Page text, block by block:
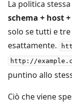
La politica
schema + host
solo se tutti e
esattamente.
http://
puntino allo
Ciò che viene